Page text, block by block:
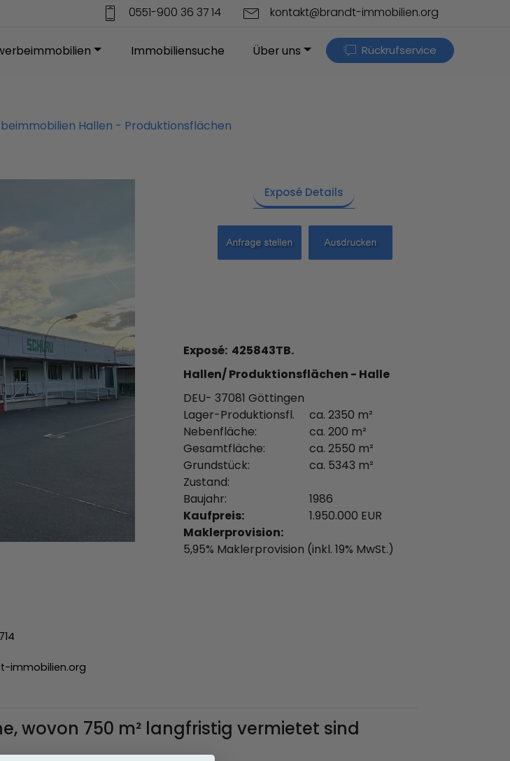
0551-900 36 37 14 kontakt@brandt-immobilien.org
Immobiliensuche Über uns Rückrufservice
Hallen - Produktionsflächen
immobilien.org
Exposé Details
Exposé: 425843TB.
Hallen/ Produktionsflächen - Halle
DEU- 37081 Göttingen
Lager-Produktionsfl.
ca. 2350 m²
Nebenfläche:
ca. 200 m²
Gesamtfläche:
ca. 2550 m²
Grundstück:
ca. 5343 m²
Zustand:
Baujahr:
1986
Kaufpreis:
1.950.000 EUR
Maklerprovision:
5,95% Maklerprovision (inkl. 19% MwSt.)
wovon 750 m² langfristig vermietet sind